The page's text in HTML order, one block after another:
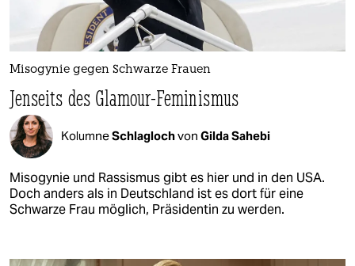
Misogynie gegen Schwarze Frauen
Jenseits des Glamour-Feminismus
KolumneSchlaglochvon Gilda Sahebi
Misogynie und Rassismus gibt es hier und in den USA.
Doch anders als in Deutschland ist es dort für eine
Schwarze Frau möglich, Präsidentin zu werden.